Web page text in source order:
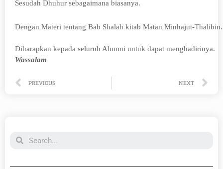
Sesudah Dhuhur sebagaimana biasanya.
Dengan Materi tentang Bab Shalah kitab Matan Minhajut-Thalibin.
Diharapkan kepada seluruh Alumni untuk dapat menghadirinya.
Wassalam
Prev
PREVIOUS NEXT